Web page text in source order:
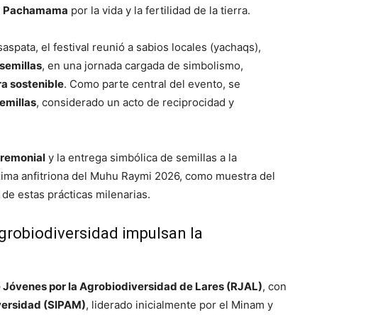
Pachamama por la vida y la fertilidad de la tierra.
el festival reunió a sabios locales (yachaqs),
, en una jornada cargada de simbolismo,
sostenible. Como parte central del evento, se
, considerado un acto de reciprocidad y
y la entrega simbólica de semillas a la
anfitriona del Muhu Raymi 2026, como muestra del
estas prácticas milenarias.
impulsan la
Jóvenes por la Agrobiodiversidad de Lares (RJAL), con
(SIPAM), liderado inicialmente por el Minam y